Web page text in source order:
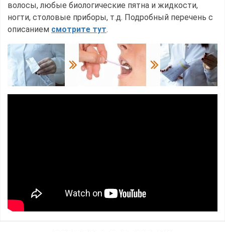
волосы, любые биологические пятна и жидкости,
ногти, столовые приборы, т.д. Подробный перечень с
описанием смотрите тут.